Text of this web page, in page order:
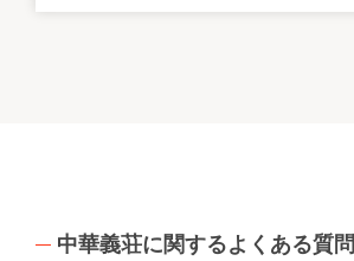
中華義荘に関するよくある質問